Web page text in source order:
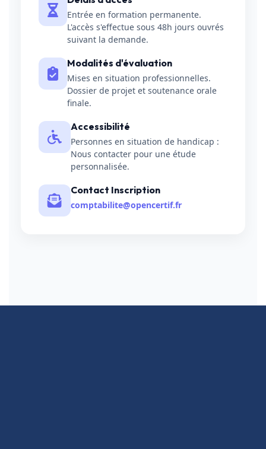
Entrée en formation permanente.
L'accès s'effectue sous 48h jours ouvrés
suivant la demande.
Modalités d'évaluation
Mises en situation professionnelles.
Dossier de projet et soutenance orale
finale.
Accessibilité
Personnes en situation de handicap :
Nous contacter pour une étude
personnalisée.
Contact Inscription
comptabilite@opencertif.fr